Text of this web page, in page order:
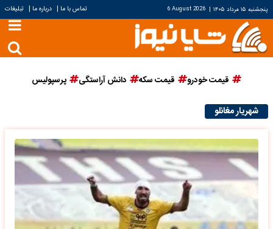
پنجشنبه ۱۵ مرداد ۱۴۰۵ |
6 August 2026 تماس با ما | درباره ما | تبلیغات
قیمت خودرو قیمت سکه دانش آراستگی پرسپولیس
شهریار مغانلو